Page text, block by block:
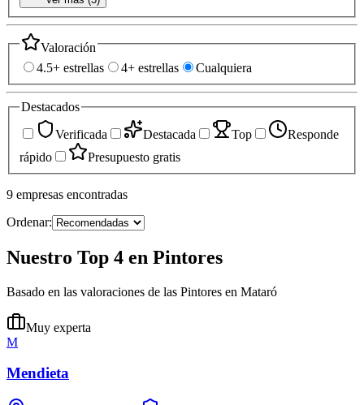
Valoración
4.5+ estrellas
4+ estrellas Cualquiera
Destacados
Verificada
Destacada Top
Responde
rápido
Presupuesto gratis
9 empresas encontradas
Ordenar:
Nuestro Top 4 en Pintores
Basado en las valoraciones de las Pintores en Mataró
Muy experta
M
Mendieta